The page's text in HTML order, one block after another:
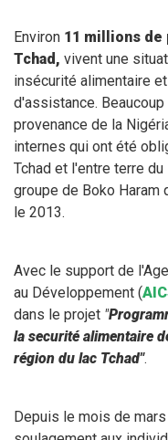
Environ 11 millions de
Tchad, vivent une
insécurité alimentaire
d'assistance.
provenance de la
internes qui ont été
Tchad et l'entre terre
groupe de Boko Haram
le 2013.
Avec le support de
au Développement (
dans le projet "
la securité alimentaire
région du lac Tchad".
Depuis le mois de